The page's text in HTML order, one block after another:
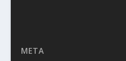
META